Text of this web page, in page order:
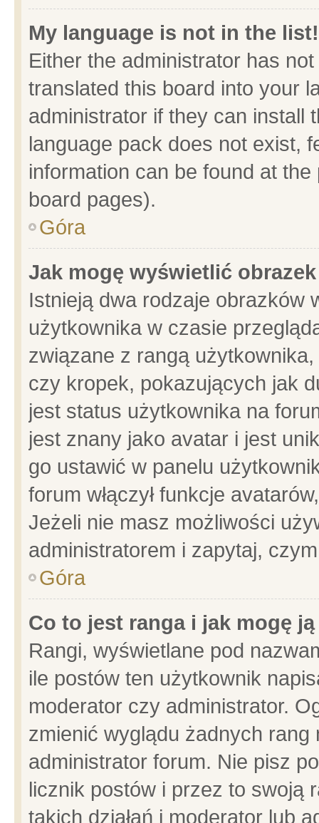
My language is not in the list!
Either the administrator has
translated this board into your
administrator if they can install
language pack does not exist,
information can be found at
board pages).
Góra
Jak mogę wyświetlić
Istnieją dwa rodzaje obrazków
użytkownika w czasie
związane z rangą
czy kropek, pokazujących jak
jest status użytkownika na
jest znany jako avatar i jest
go ustawić w panelu
forum włączył funkcje
Jeżeli nie masz możliwości
administratorem i zapytaj,
Góra
Co to jest ranga i jak mogę
Rangi, wyświetlane pod
ile postów ten użytkownik
moderator czy administrator.
zmienić wyglądu żadnych
administrator forum. Nie pisz
licznik postów i przez to swoją
takich działań i moderator lub